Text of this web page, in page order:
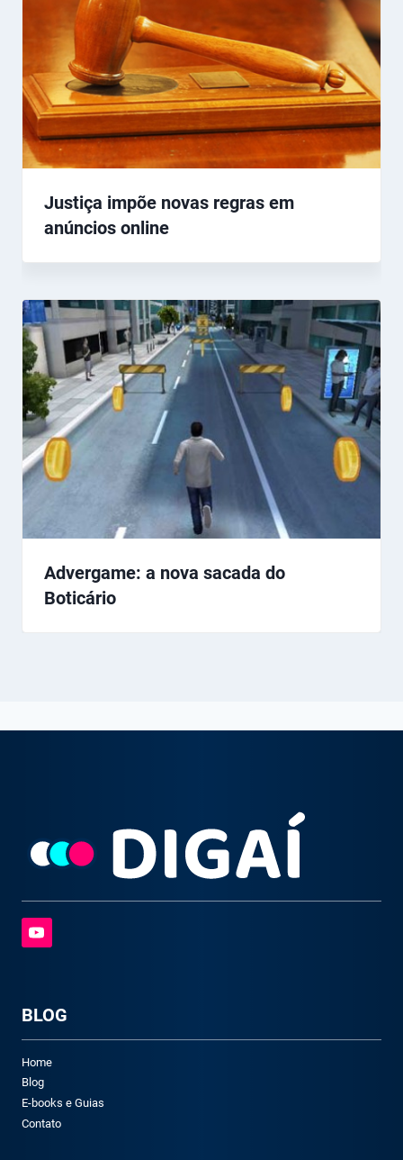
Justiça impõe novas regras em
anúncios online
Advergame: a nova sacada do
Boticário
BLOG
Home
Blog
E-books e Guias
Contato